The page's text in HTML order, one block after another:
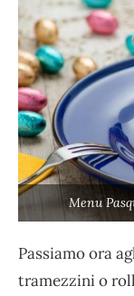
Menu
Passiamo ora
tramezzini o